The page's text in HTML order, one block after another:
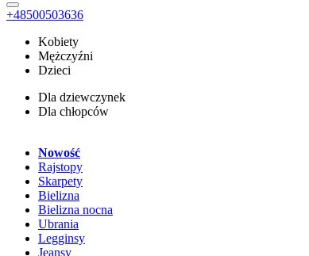
+48500503636
Kobiety
Mężczyźni
Dzieci
Dla dziewczynek
Dla chłopców
Nowość
Rajstopy
Skarpety
Bielizna
Bielizna nocna
Ubrania
Legginsy
Jeansy